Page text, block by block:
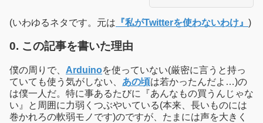
(いわゆるネタです。元は 『私がTwitterを使わないわけ』 )
0. この記事を書いた理由
僕の周りで、 Arduinoを使っていない(厳密に言うと持っ
ていても使う気がしない、 あの頃は若かったんだよ…)の
は僕一人だ。特に事あるたびに『あんなもの買うんじゃな
い』と周囲に力弱くつぶやいている(本来、長いものには
巻かれろの軟弱モノです)のですが、たまには声を大きく